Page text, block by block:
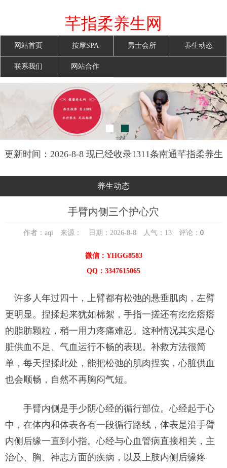
芊指柔养生网
网站首页 按摩SPA 男士会所 养生动态
联系我们 网站合作
更新时间：2026-8-8 现已经收录1311条南通芊指柔养生
养生动态
手臂内侧三个护心穴
作者：aqi 来源： 日期：2026-8-8 人气： 13 评论： 0
微信：YHGG8583
QQ：3347615065
许多人年过四十，上臂都有松弛的悬垂肌肉，左臂
更明显。捏揉起来犹如棉絮，手指一搓还有疙疙瘩瘩
的脂肪颗粒，稍一用力疼痛难忍。这种情况其实是心
脏供血不足、气血运行不畅的表现。补救方法很简
单，每天捏揉此处，能把松弛的肌肉捏实，心脏供血
也会顺畅，自然不再胸闷气短。
手臂内侧是手少阴心经的循行部位。心经起于心
中，在体内和体表各有一段循行路线，体表是沿手臂
内侧后缘一直到小指。心经与心血管病直接相关，主
治心、胸、神志方面的疾病，以及上肢内侧后缘疼